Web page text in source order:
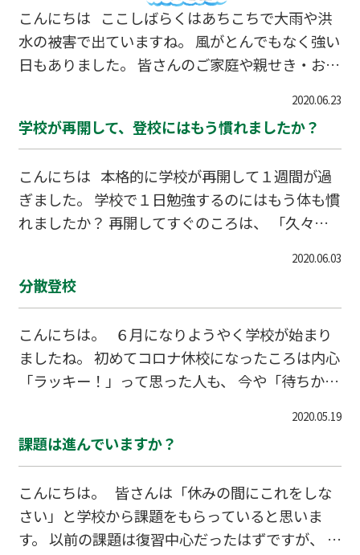
こんにちは ここしばらくはあちこちで大雨や洪
水の被害で出ていますね。 風がとんでもなく強い
日もありました。 皆さんのご家庭や親せき・お知
雨というにはあまりに多すぎる雨ですよね。 警報
が出ていたら、細心の注意を払ってください。
も例年とは違ったスケジュールで動いていると思
いますが、 勉強についていけるよう、しっかり頑
張ってくださいね。
2020.06.23
学校が再開して、登校にはもう慣れましたか？
こんにちは 本格的に学校が再開して１週間が過
ぎました。 学校で１日勉強するのにはもう体も慣
れましたか？ 再開してすぐのころは、 「久々で
たですね(笑)。 ２ヶ月勉強が止まっていた分を取
り返すためには、 これからけっこう頑張らないと
いけませんよ。 夏休みも短くなり、生徒の皆さん
もたいへんでしょうが、 学校の先生方も皆さんの
勉強がちゃんと進むよういろいろ考えておられま
す。 しっかりと学校の授業についていってくださ
いね。 特に中３生は受験対策に重要な夏休みが減
ってしまう分、 普段から受験対策をしっかりと進
めなければなりません。 不安な方は遠慮
2020.06.03
分散登校
こんにちは。 ６月になりようやく学校が始まり
ましたね。 初めてコロナ休校になったころは内心
「ラッキー！」って思った人も、 今や「待ちかね
でしょうね。 でもまだ分散登校でクラス全員はそ
ろってないでしょうね。 コロナも終息したわけで
はないので、できるだけ注気を付けてね。 そして
だんだんと本来の生活に戻して、学校もきちんと
通ってしっかりと勉強してください。 部活は第３
週からかな。 部活もくいのないよう頑張ってくだ
2020.05.19
課題は進んでいますか？
こんにちは。 皆さんは「休みの間にこれをしな
さい」と学校から課題をもらっていると思いま
す。 以前の課題は復習中心だったはずですが、 今